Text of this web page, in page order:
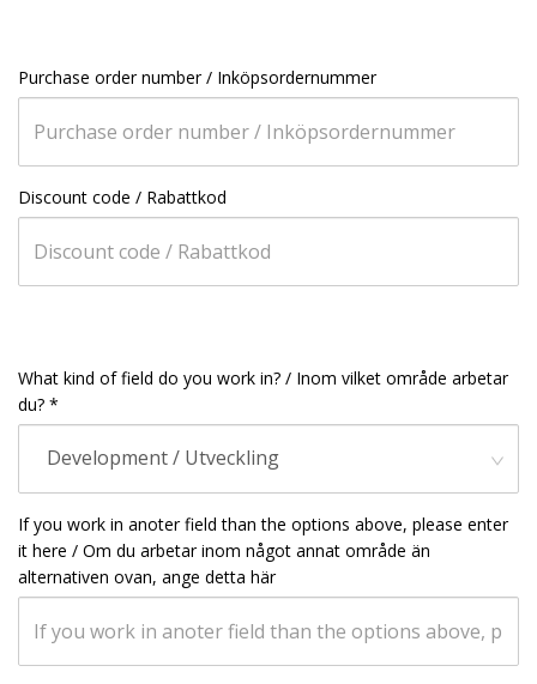
Purchase order number / Inköpsordernummer
Discount code / Rabattkod
What kind of field do you work in? / Inom vilket område arbetar
du? *
Development / Utveckling
If you work in anoter field than the options above, please enter
it here / Om du arbetar inom något annat område än
alternativen ovan, ange detta här